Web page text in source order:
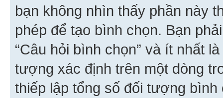
bạn không nhìn thấy phần này
phép để tạo bình chọn. Bạn
“Câu hỏi bình chọn” và ít nhất
tượng xác định trên một dòng
thiếp lập tổng số đối tượng